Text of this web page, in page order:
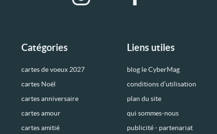
Catégories
cartes de voeux 2027
cartes Noël
cartes anniversaire
cartes amour
cartes amitié
Liens utiles
blog le CyberMag
conditions d’utilisation
plan du site
qui sommes-nous
publicité - partenariat